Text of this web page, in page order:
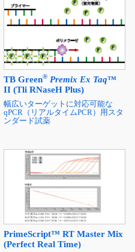
TB Green® Premix Ex Taq™
II (Tli RNaseH Plus)
幅広いターゲットに対応可能な
qPCR（リアルタイムPCR）用スタ
ンダード試薬
PrimeScript™ RT Master Mix
(Perfect Real Time)